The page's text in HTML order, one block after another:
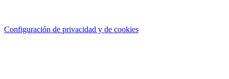
Configuración de privacidad y de cookies